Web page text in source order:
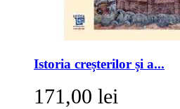
Istoria creșterilor și a...
171,00 lei